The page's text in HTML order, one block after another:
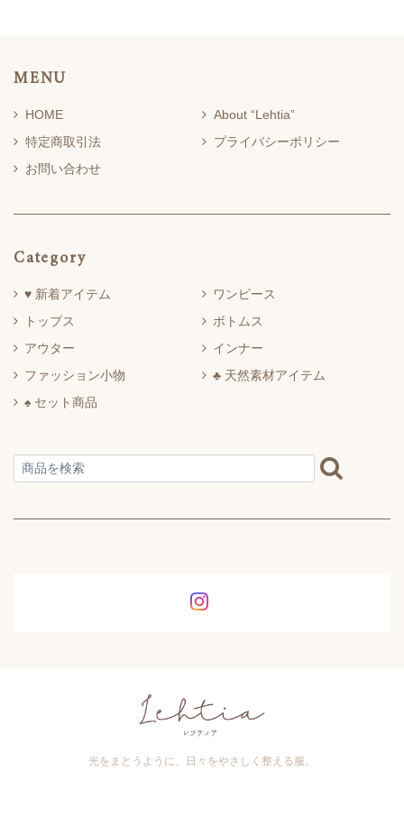
MENU
HOME
About “Lehtia”
特定商取引法
プライバシーポリシー
お問い合わせ
Category
♥ 新着アイテム
ワンピース
トップス
ボトムス
アウター
インナー
ファッション小物
♣ 天然素材アイテム
♠ セット商品
光をまとうように、日々をやさしく整える服。